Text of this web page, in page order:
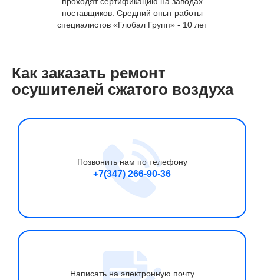
поставщиков. Средний опыт работы
специалистов «Глобал Групп» - 10 лет
Как заказать ремонт
осушителей сжатого воздуха
Позвонить нам по телефону
+7(347) 266-90-36
Написать на электронную почту